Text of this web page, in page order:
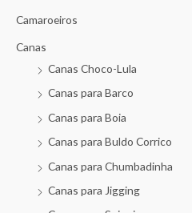
Camaroeiros
Canas
Canas Choco-Lula
Canas para Barco
Canas para Boia
Canas para Buldo Corrico
Canas para Chumbadinha
Canas para Jigging